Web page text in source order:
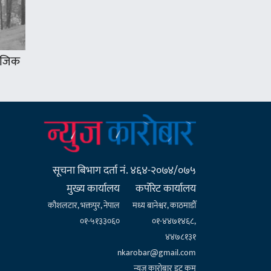
सूचना बिभाग दर्ता नं. ४६४-२०७४/०७५
मुख्य कार्यालय
कौशलटार, भक्तपुर, नेपाल
०१-५१३३०६०
कर्पाेरेट कार्यालय
मध्य बानेश्वर, काठमाडौँ
०१-४४७१४६८,
४४७८१३१
nkarobar@gmail.com